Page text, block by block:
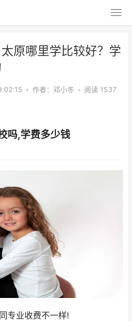
原哪里学比较好？学
• 作者： 邓小冬 • 阅读 1537
吗,学费多少钱
专业收费不一样!